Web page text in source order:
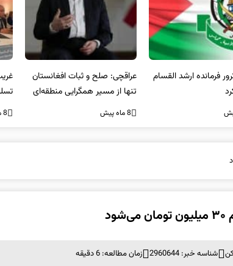
صلح و ثبات افغانستان
مسیر همگرایی منطقه‌ای
غریب آبادی: مردم ایران هرگز
تسلیم تهدیدات و تجاوزات
نخواهند شد و متحد و منسجم
8 ماه پیش 8
شناسه خبر: 2960644 زمان مطالعه: 6 دقیقه